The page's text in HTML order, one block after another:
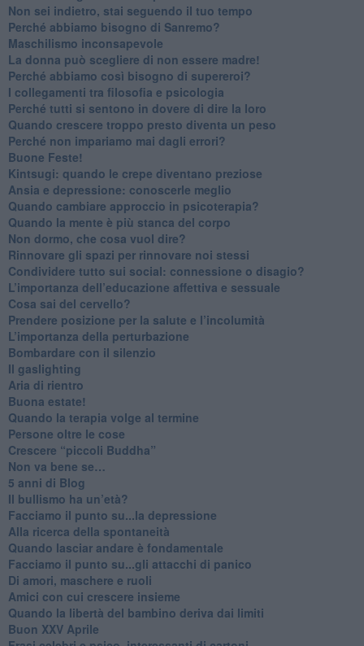
​Non sei indietro, stai seguendo il tuo tempo
​Perché abbiamo bisogno di Sanremo?
​Maschilismo inconsapevole
​La donna può scegliere di non essere madre!
​Perché abbiamo così bisogno di supereroi?
​I collegamenti tra filosofia e psicologia
​Perché tutti si sentono in dovere di dire la loro
​Quando crescere troppo presto diventa un peso
​Perché non impariamo mai dagli errori?
​Buone Feste!
​Kintsugi: quando le crepe diventano preziose
Ansia e depressione: conoscerle meglio
Quando cambiare approccio in psicoterapia?
​Quando la mente è più stanca del corpo
Non dormo, che cosa vuol dire?
​Rinnovare gli spazi per rinnovare noi stessi
​Condividere tutto sui social: connessione o disagio?
​L’importanza dell’educazione affettiva e sessuale
​Cosa sai del cervello?
Prendere posizione per la salute e l’incolumità
L’importanza della perturbazione
​Bombardare con il silenzio
Il gaslighting
Aria di rientro
Buona estate!
​Quando la terapia volge al termine
​Persone oltre le cose
​Crescere “piccoli Buddha”
Non va bene se…
​5 anni di Blog
​Il bullismo ha un’età?
Facciamo il punto su...la depressione
​Alla ricerca della spontaneità
​Quando lasciar andare è fondamentale
Facciamo il punto su...gli attacchi di panico
Di amori, maschere e ruoli
​Amici con cui crescere insieme
​Quando la libertà del bambino deriva dai limiti
Buon XXV Aprile